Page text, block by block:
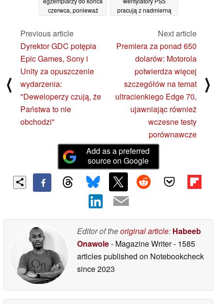
czerwca, ponieważ
04/07/2025
pracują z nadmierną
⟨
Previous article
Dyrektor GDC potępia
Epic Games, Sony i
Unity za opuszczenie
wydarzenia:
"Deweloperzy czują, że
Państwa to nie
obchodzi"
Next article
Premiera za ponad 650
dolarów: Motorola
potwierdza więcej
szczegółów na temat
ultracienkiego Edge 70,
ujawniając również
wczesne testy
porównawcze
⟩
Add as a preferred
source on Google
Editor of theoriginal article: Habeeb
Onawole- Magazine Writer- 1585
articles published on Notebookcheck
since 2023